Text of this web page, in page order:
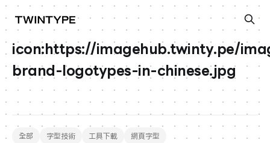
icon:https://imagehub.twinty.pe/
brand-logotypes-in-chinese.jpg
全部 字型技術 工具下載 網頁字型